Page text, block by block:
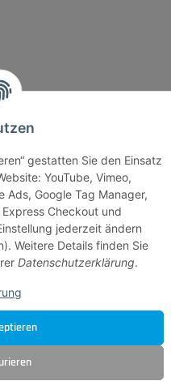
gestatten Sie den Einsatz
YouTube, Vimeo,
Ads, Google Tag Manager,
Checkout und
jederzeit ändern
Weitere Details finden Sie
Datenschutzerklärung.